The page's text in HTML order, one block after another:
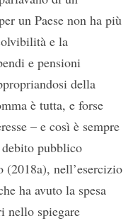
un Paese non ha più
e la
e pensioni
della
è tutta, e forse
– e così è sempre
pubblico
(2018a), nell’esercizio
ha avuto la spesa
nello spiegare